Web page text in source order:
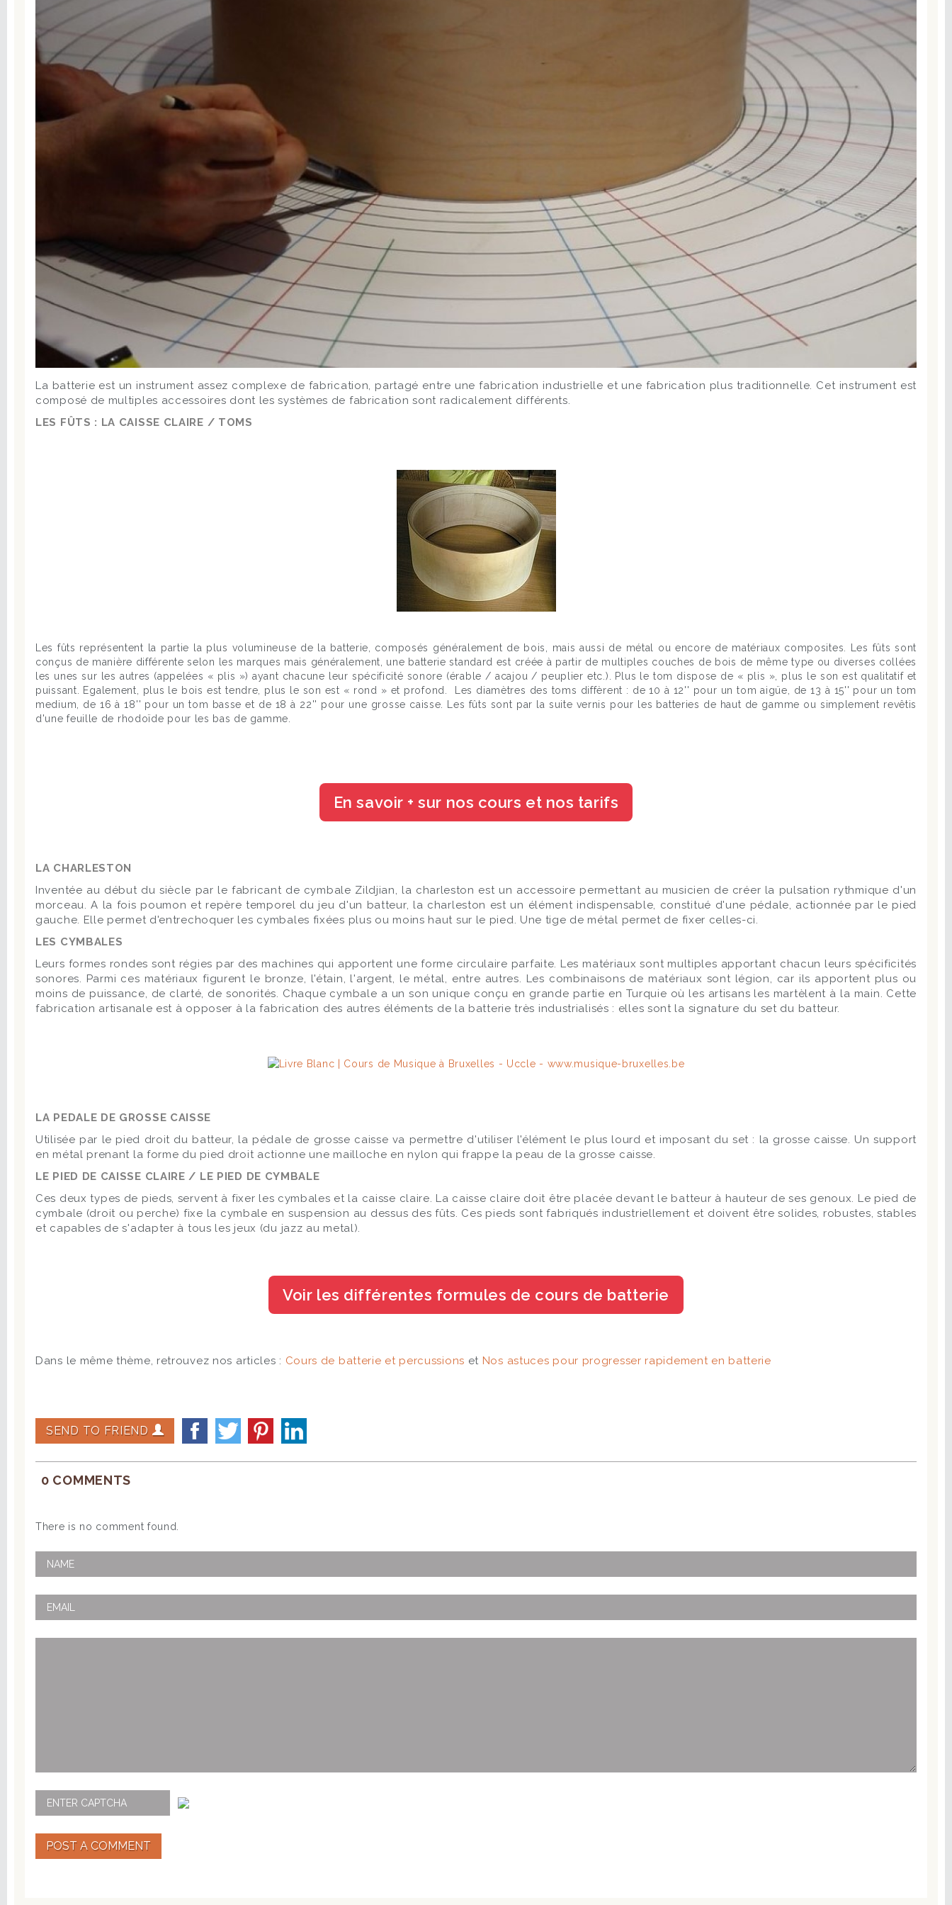
La batterie est un instrument assez complexe de fabrication, partagé entre une fabrication industrielle et une fabrication plus traditionnelle. Cet instrument est
composé de multiples accessoires dont les systèmes de fabrication sont radicalement différents.
LES FÛTS : LA CAISSE CLAIRE / TOMS
Les fûts représentent la partie la plus volumineuse de la batterie, composés généralement de bois, mais aussi de métal ou encore de matériaux composites. Les fûts sont
conçus de manière différente selon les marques mais généralement, une batterie standard est créée à partir de multiples couches de bois de même type ou diverses collées
les unes sur les autres (appelées « plis ») ayant chacune leur spécificité sonore (érable / acajou / peuplier etc.). Plus le tom dispose de « plis », plus le son est qualitatif et
puissant. Egalement, plus le bois est tendre, plus le son est « rond » et profond. Les diamètres des toms diffèrent : de 10 à 12'' pour un tom aigüe, de 13 à 15'' pour un tom
medium, de 16 à 18'' pour un tom basse et de 18 à 22'' pour une grosse caisse. Les fûts sont par la suite vernis pour les batteries de haut de gamme ou simplement revêtis
d'une feuille de rhodoïde pour les bas de gamme.
En savoir + sur nos cours et nos tarifs
LA CHARLESTON
Inventée au début du siècle par le fabricant de cymbale Zildjian, la charleston est un accessoire permettant au musicien de créer la pulsation rythmique d'un
morceau. A la fois poumon et repère temporel du jeu d'un batteur, la charleston est un élément indispensable, constitué d'une pédale, actionnée par le pied
gauche. Elle permet d'entrechoquer les cymbales fixées plus ou moins haut sur le pied. Une tige de métal permet de fixer celles-ci.
LES CYMBALES
Leurs formes rondes sont régies par des machines qui apportent une forme circulaire parfaite. Les matériaux sont multiples apportant chacun leurs spécificités
sonores. Parmi ces matériaux figurent le bronze, l'étain, l'argent, le métal, entre autres. Les combinaisons de matériaux sont légion, car ils apportent plus ou
moins de puissance, de clarté, de sonorités. Chaque cymbale a un son unique conçu en grande partie en Turquie où les artisans les martèlent à la main. Cette
fabrication artisanale est à opposer à la fabrication des autres éléments de la batterie très industrialisés : elles sont la signature du set du batteur.
LA PEDALE DE GROSSE CAISSE
Utilisée par le pied droit du batteur, la pédale de grosse caisse va permettre d'utiliser l'élément le plus lourd et imposant du set : la grosse caisse. Un support
en métal prenant la forme du pied droit actionne une mailloche en nylon qui frappe la peau de la grosse caisse.
LE PIED DE CAISSE CLAIRE / LE PIED DE CYMBALE
Ces deux types de pieds, servent à fixer les cymbales et la caisse claire. La caisse claire doit être placée devant le batteur à hauteur de ses genoux. Le pied de
cymbale (droit ou perche) fixe la cymbale en suspension au dessus des fûts. Ces pieds sont fabriqués industriellement et doivent être solides, robustes, stables
et capables de s'adapter à tous les jeux (du jazz au metal).
Voir les différentes formules de cours de batterie
Dans le même thème, retrouvez nos articles : Cours de batterie et percussions et Nos astuces pour progresser rapidement en batterie
SEND TO FRIEND
0 COMMENTS
There is no comment found.
POST A COMMENT